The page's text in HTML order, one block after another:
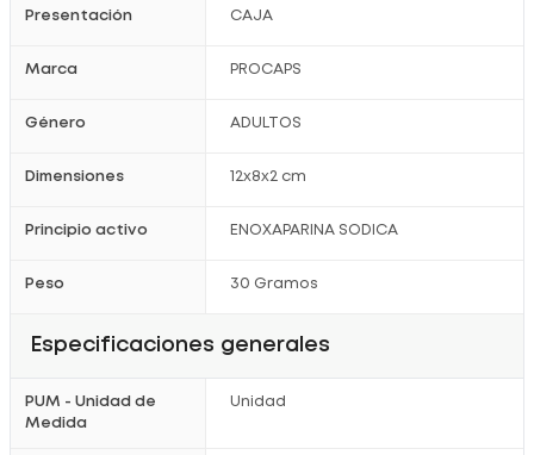
Presentación CAJA
Marca PROCAPS
Género ADULTOS
Dimensiones 12x8x2 cm
Principio activo ENOXAPARINA SODICA
Peso 30 Gramos
Especificaciones generales
PUM - Unidad de
Medida
Unidad